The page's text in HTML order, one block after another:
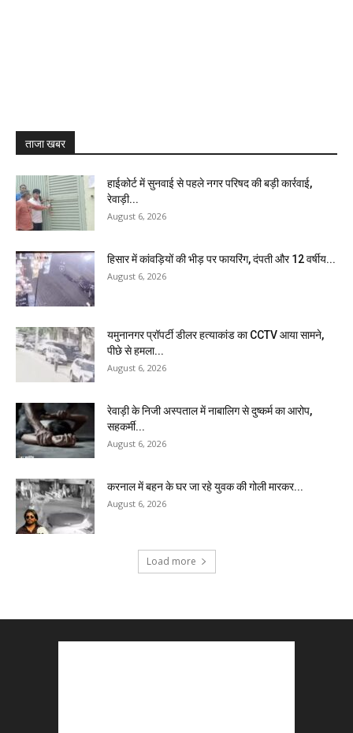
ताजा खबर
हाईकोर्ट में सुनवाई से पहले नगर परिषद की बड़ी कार्रवाई,
रेवाड़ी...
August 6, 2026
हिसार में कांवड़ियों की भीड़ पर फायरिंग, दंपती और 12 वर्षीय...
August 6, 2026
यमुनानगर प्रॉपर्टी डीलर हत्याकांड का CCTV आया सामने,
पीछे से हमला...
August 6, 2026
रेवाड़ी के निजी अस्पताल में नाबालिग से दुष्कर्म का आरोप,
सहकर्मी...
August 6, 2026
करनाल में बहन के घर जा रहे युवक की गोली मारकर...
August 6, 2026
Load more